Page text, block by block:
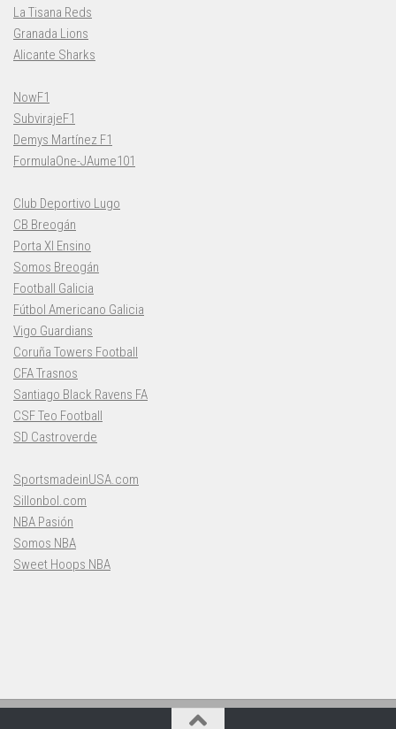
La Tisana Reds
Granada Lions
Alicante Sharks
NowF1
SubvirajeF1
Demys Martínez F1
FormulaOne-JAume101
Club Deportivo Lugo
CB Breogán
Porta XI Ensino
Somos Breogán
Football Galicia
Fútbol Americano Galicia
Vigo Guardians
Coruña Towers Football
CFA Trasnos
Santiago Black Ravens FA
CSF Teo Football
SD Castroverde
SportsmadeinUSA.com
Sillonbol.com
NBA Pasión
Somos NBA
Sweet Hoops NBA